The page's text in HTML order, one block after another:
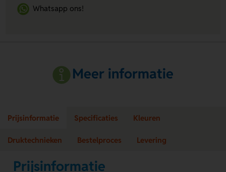
Whatsapp ons!
Meer informatie
Prijsinformatie Specificaties Kleuren
Druktechnieken Bestelproces Levering
Prijsinformatie